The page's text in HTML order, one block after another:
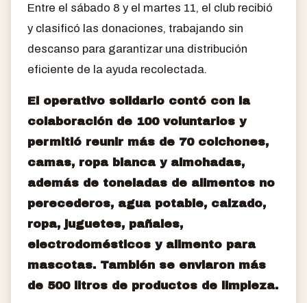
Entre el sábado 8 y el martes 11, el club recibió
y clasificó las donaciones, trabajando sin
descanso para garantizar una distribución
eficiente de la ayuda recolectada.
El operativo solidario contó con la
colaboración de 100 voluntarios y
permitió reunir más de 70 colchones,
camas, ropa blanca y almohadas,
además de toneladas de alimentos no
perecederos, agua potable, calzado,
ropa, juguetes, pañales,
electrodomésticos y alimento para
mascotas. También se enviaron más
de 500 litros de productos de limpieza.